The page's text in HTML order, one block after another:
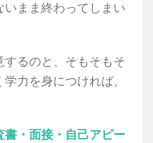
まま終わってしまい
るのと、そもそもそ
力を身につければ、
書・面接・自己アピー